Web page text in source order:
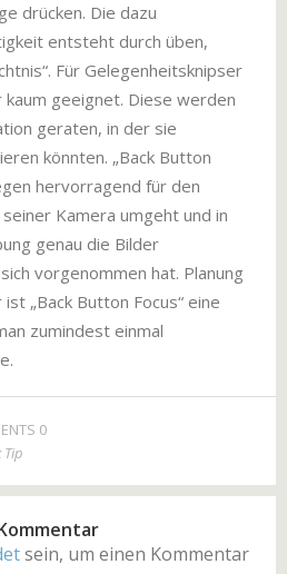
drücken. Die dazu
entsteht durch üben,
Für Gelegenheitsknipser
geeignet. Diese werden
geraten, in der sie
könnten. „Back Button
hervorragend für den
Kamera umgeht und in
genau die Bilder
vorgenommen hat. Planung
„Back Button Focus“ eine
zumindest einmal
0
Tip
sein, um einen Kommentar